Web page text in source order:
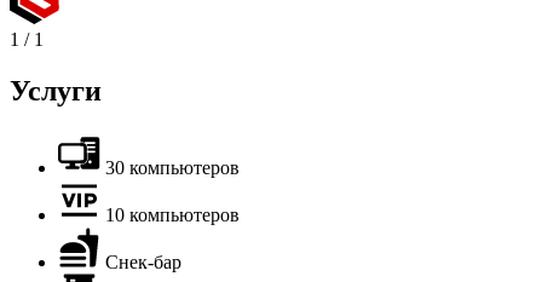
1 / 1
Услуги
30 компьютеров
10 компьютеров
Снек-бар